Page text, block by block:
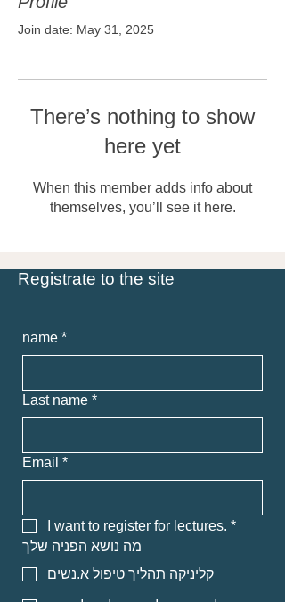
Join date: May 31, 2025
There’s nothing to show
here yet
When this member adds info about
themselves, you’ll see it here.
Registrate to the site
name *
Last name *
Email *
I want to register for lectures. *
מה נושא הפניה שלך
קליניקה תהליך טיפול א.נשים